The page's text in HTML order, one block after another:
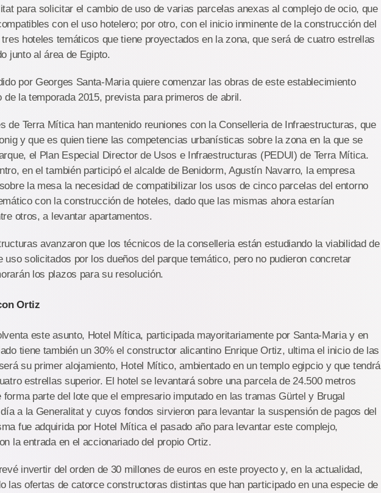
para solicitar el cambio de uso de varias parcelas anexas al complejo de ocio, que
con el uso hotelero; por otro, con el inicio inminente de la construcción del
hoteles temáticos que tiene proyectados en la zona, que será de cuatro estrellas
junto al área de Egipto.
por Georges Santa-Maria quiere comenzar las obras de este establecimiento
de la temporada 2015, prevista para primeros de abril.
de Terra Mítica han mantenido reuniones con la Conselleria de Infraestructuras, que
y que es quien tiene las competencias urbanísticas sobre la zona en la que se
el Plan Especial Director de Usos e Infraestructuras (PEDUI) de Terra Mítica.
en el también participó el alcalde de Benidorm, Agustín Navarro, la empresa
la mesa la necesidad de compatibilizar los usos de cinco parcelas del entorno
con la construcción de hoteles, dado que las mismas ahora estarían
otros, a levantar apartamentos.
avanzaron que los técnicos de la conselleria están estudiando la viabilidad de
uso solicitados por los dueños del parque temático, pero no pudieron concretar
los plazos para su resolución.
Ortiz
este asunto, Hotel Mítica, participada mayoritariamente por Santa-Maria y en
tiene también un 30% el constructor alicantino Enrique Ortiz, ultima el inicio de las
su primer alojamiento, Hotel Mítico, ambientado en un templo egipcio y que tendrá
estrellas superior. El hotel se levantará sobre una parcela de 24.500 metros
forma parte del lote que el empresario imputado en las tramas Gürtel y Brugal
a la Generalitat y cuyos fondos sirvieron para levantar la suspensión de pagos del
fue adquirida por Hotel Mítica el pasado año para levantar este complejo,
la entrada en el accionariado del propio Ortiz.
invertir del orden de 30 millones de euros en este proyecto y, en la actualidad,
las ofertas de catorce constructoras distintas que han participado en una especie de